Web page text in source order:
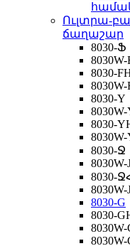
Ուլտրա-
ճաղաշար
8030-Ֆ
8030W-
8030-
8030W-
8030-Y
8030W-
8030-
8030-Ջ
8030W-
8030-
8030W-
8030-G
8030-
8030W-
8030W-